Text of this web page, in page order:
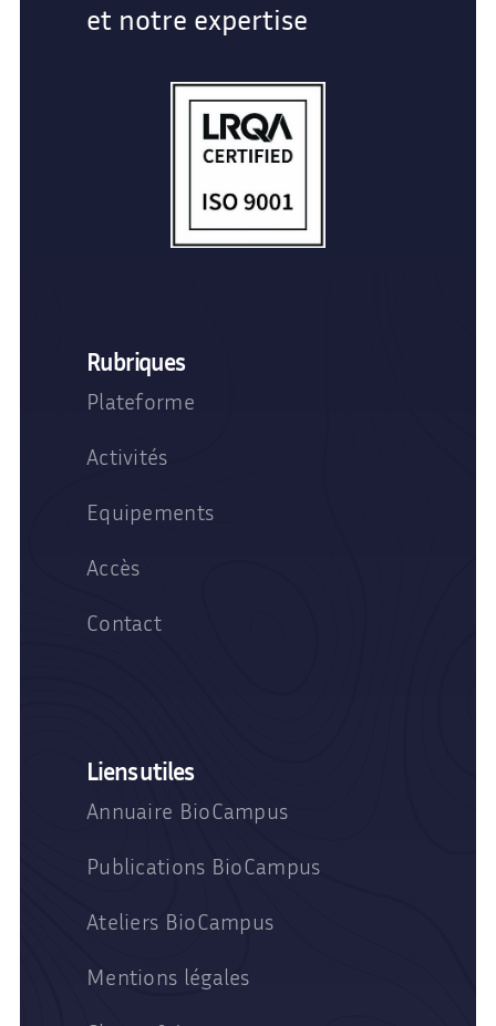
et notre expertise
Rubriques
Plateforme
Activités
Equipements
Accès
Contact
Liens utiles
Annuaire BioCampus
Publications BioCampus
Ateliers BioCampus
Mentions légales